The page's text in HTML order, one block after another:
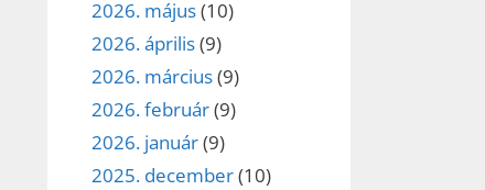
2026. május(10)
2026. április(9)
2026. március(9)
2026. február(9)
2026. január(9)
2025. december(10)